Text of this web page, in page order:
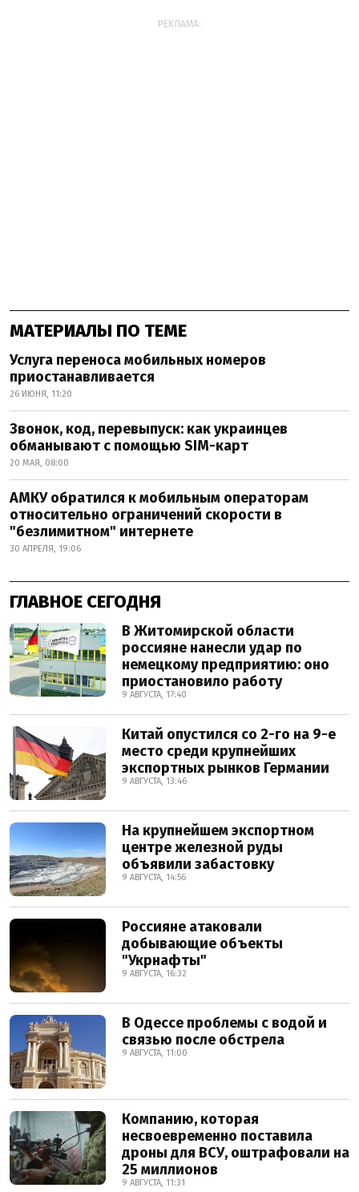
РЕКЛАМА:
МАТЕРИАЛЫ ПО ТЕМЕ
Услуга переноса мобильных номеров
приостанавливается
26 ИЮНЯ, 11:20
Звонок, код, перевыпуск: как украинцев
обманывают с помощью SIM-карт
20 МАЯ, 08:00
АМКУ обратился к мобильным операторам
относительно ограничений скорости в
"безлимитном" интернете
30 АПРЕЛЯ, 19:06
ГЛАВНОЕ СЕГОДНЯ
В Житомирской области
россияне нанесли удар по
немецкому предприятию: оно
приостановило работу
9 АВГУСТА, 17:40
Китай опустился со 2-го на 9-е
место среди крупнейших
экспортных рынков Германии
9 АВГУСТА, 13:46
На крупнейшем экспортном
центре железной руды
объявили забастовку
9 АВГУСТА, 14:56
Россияне атаковали
добывающие объекты
"Укрнафты"
9 АВГУСТА, 16:32
В Одессе проблемы с водой и
связью после обстрела
9 АВГУСТА, 11:00
Компанию, которая
несвоевременно поставила
дроны для ВСУ, оштрафовали на
25 миллионов
9 АВГУСТА, 11:31